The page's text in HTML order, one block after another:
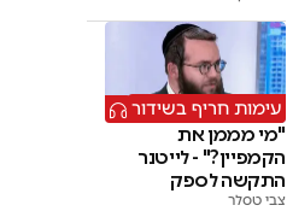
עימות חריף בשידור
"מי מממן את
הקמפיין?" - לייטנר
התקשה לספק
תשובות
צבי טסלר